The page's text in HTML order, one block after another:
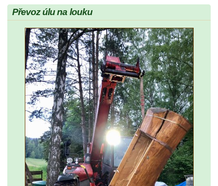
Převoz úlu na louku